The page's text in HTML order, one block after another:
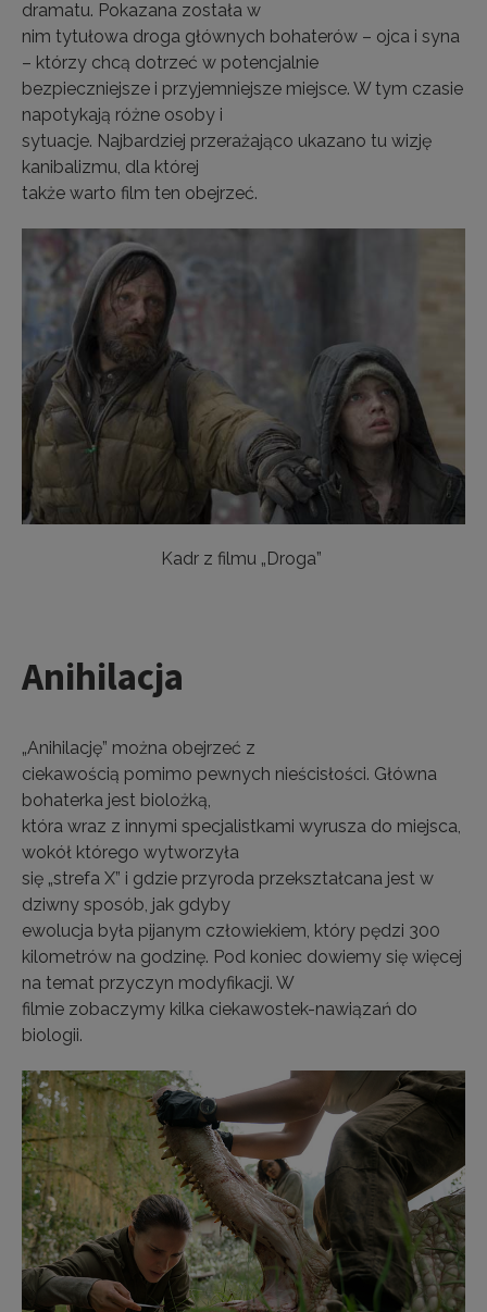
dramatu. Pokazana została w
nim tytułowa droga głównych bohaterów – ojca i syna
– którzy chcą dotrzeć w potencjalnie
bezpieczniejsze i przyjemniejsze miejsce. W tym czasie
napotykają różne osoby i
sytuacje. Najbardziej przerażająco ukazano tu wizję
kanibalizmu, dla której
także warto film ten obejrzeć.
Kadr z filmu „Droga”
Anihilacja
„Anihilację” można obejrzeć z
ciekawością pomimo pewnych nieścisłości. Główna
bohaterka jest biolożką,
która wraz z innymi specjalistkami wyrusza do miejsca,
wokół którego wytworzyła
się „strefa X” i gdzie przyroda przekształcana jest w
dziwny sposób, jak gdyby
ewolucja była pijanym człowiekiem, który pędzi 300
kilometrów na godzinę. Pod koniec dowiemy się więcej
na temat przyczyn modyfikacji. W
filmie zobaczymy kilka ciekawostek-nawiązań do
biologii.